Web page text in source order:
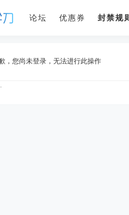
论坛 优惠券 封禁规
，您尚未登录，无法进行此操作